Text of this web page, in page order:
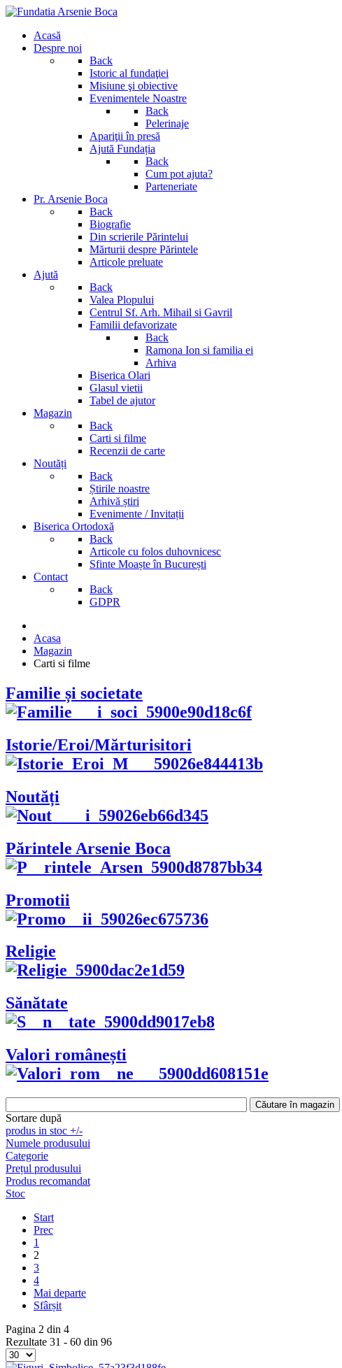
Acasă
Despre noi
Back
Istoric al fundaţiei
Misiune şi obiective
Evenimentele Noastre
Back
Pelerinaje
Apariţii în presă
Ajută Fundația
Back
Cum pot ajuta?
Parteneriate
Pr. Arsenie Boca
Back
Biografie
Din scrierile Părintelui
Mărturii despre Părintele
Articole preluate
Ajută
Back
Valea Plopului
Centrul Sf. Arh. Mihail si Gavril
Familii defavorizate
Back
Ramona Ion si familia ei
Arhiva
Biserica Olari
Glasul vietii
Tabel de ajutor
Magazin
Back
Carti si filme
Recenzii de carte
Noutăți
Back
Știrile noastre
Arhivă știri
Evenimente / Invitații
Biserica Ortodoxă
Back
Articole cu folos duhovnicesc
Sfinte Moaște în București
Contact
Back
GDPR
Acasa
Magazin
Carti si filme
Familie și societate
Istorie/Eroi/Mărturisitori
Noutăți
Părintele Arsenie Boca
Promotii
Religie
Sănătate
Valori românești
Sortare după
produs in stoc +/-
Numele produsului
Categorie
Prețul produsului
Produs recomandat
Stoc
Start
Prec
1
2
3
4
Mai departe
Sfârșit
Pagina 2 din 4
Rezultate 31 - 60 din 96